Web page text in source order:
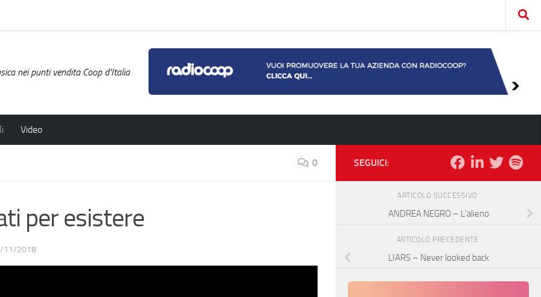
nei punti vendita Coop d'Italia
Video
0
per esistere
11/2018
SEGUICI:
ARTICOLO SUCCESSIVO
ANDREA NEGRO – L’alieno
ARTICOLO PRECEDENTE
LIARS – Never looked back